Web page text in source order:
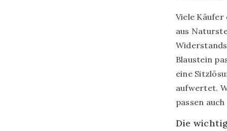
Viele
aus
Blaustein
eine
aufwertet.
passen
Die